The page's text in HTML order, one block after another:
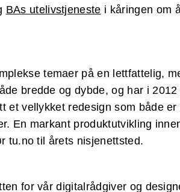
BAs utelivstjeneste i kåringen om
temaer på en lettfattelig,
bredde og dybde, og har i
et vellykket redesign som både
En markant produktutvikling
tu.no til årets nisjenettsted.
for vår digitalrådgiver og